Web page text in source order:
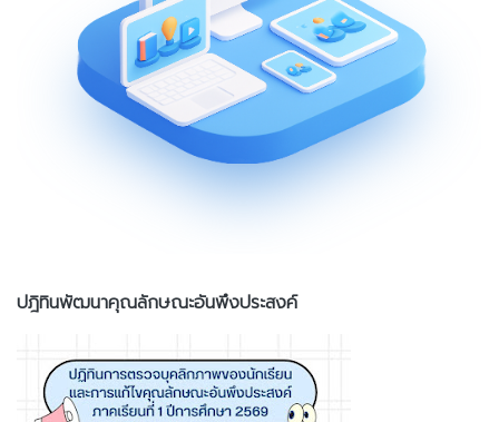
ปฎิทินพัฒนาคุณลักษณะอันพึงประสงค์